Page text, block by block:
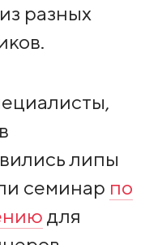
разных
липы
семинар по
для